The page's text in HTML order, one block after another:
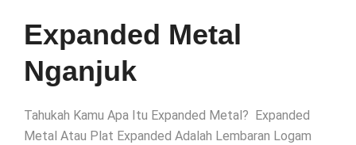
Expanded Metal
Nganjuk
Tahukah Kamu Apa Itu Expanded Metal? Expanded
Metal Atau Plat Expanded Adalah Lembaran Logam